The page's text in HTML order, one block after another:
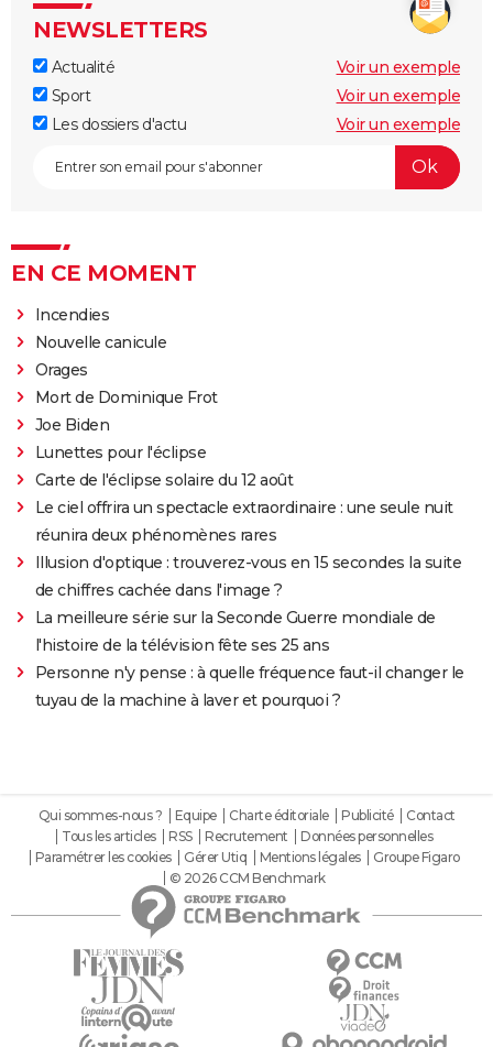
NEWSLETTERS
Actualité
Voir un exemple
Sport
Voir un exemple
Les dossiers d'actu
Voir un exemple
EN CE MOMENT
Incendies
Nouvelle canicule
Orages
Mort de Dominique Frot
Joe Biden
Lunettes pour l'éclipse
Carte de l'éclipse solaire du 12 août
Le ciel offrira un spectacle extraordinaire : une seule nuit
réunira deux phénomènes rares
Illusion d'optique : trouverez-vous en 15 secondes la suite
de chiffres cachée dans l'image ?
La meilleure série sur la Seconde Guerre mondiale de
l'histoire de la télévision fête ses 25 ans
Personne n'y pense : à quelle fréquence faut-il changer le
tuyau de la machine à laver et pourquoi ?
Qui sommes-nous ? Equipe Charte éditoriale Publicité
Contact
Tous les articles
RSS Recrutement
Données personnelles
Paramétrer les cookies
Gérer Utiq Mentions légales
Groupe Figaro
© 2026 CCM Benchmark